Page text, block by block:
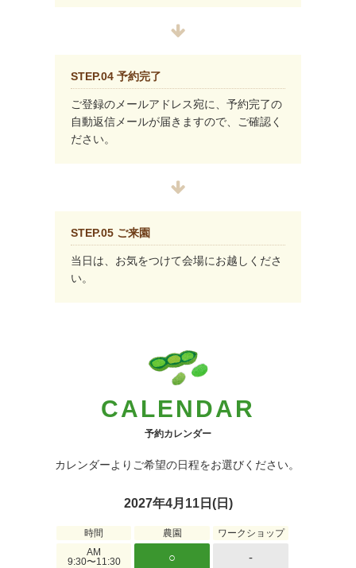
STEP.04 予約完了
ご登録のメールアドレス宛に、予約完了の
自動返信メールが届きますので、ご確認く
ださい。
STEP.05 ご来園
当日は、お気をつけて会場にお越しくださ
い。
CALENDAR
予約カレンダー
カレンダーよりご希望の日程をお選びください。
2027年4月11日(日)
時間 農園
ワークショップ
AM
9:30〜11:30
○ -